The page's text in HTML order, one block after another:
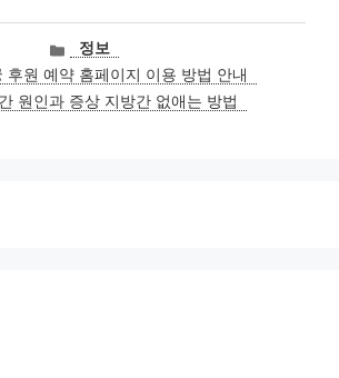
카
테
고
리
정보
후원 예약 홈페이지 이용 방법 안내
원인과 증상 지방간 없애는 방법